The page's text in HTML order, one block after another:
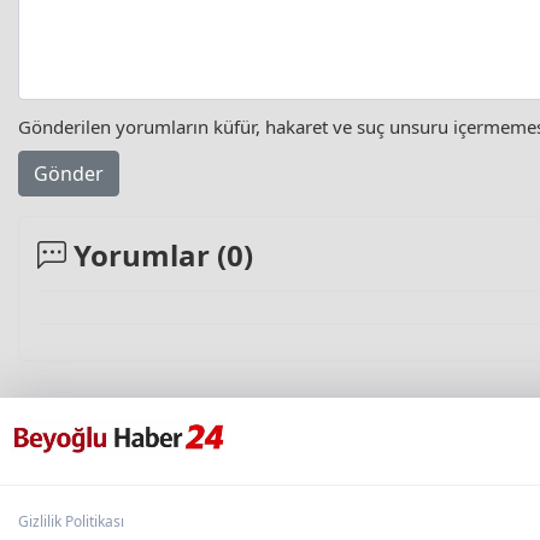
Gönderilen yorumların küfür, hakaret ve suç unsuru
Gönder
Yorumlar (0)
Gizlilik Politikası